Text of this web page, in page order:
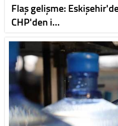
Flaş gelişme:
CHP'den i…